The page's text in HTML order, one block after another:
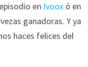
en Ivooxó en
ganadoras. Y ya
haces felices del